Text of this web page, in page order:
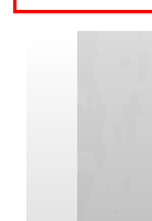
হাসান: